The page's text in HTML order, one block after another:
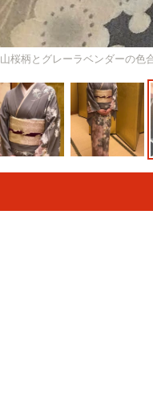
山桜柄とグレーラベンダーの色